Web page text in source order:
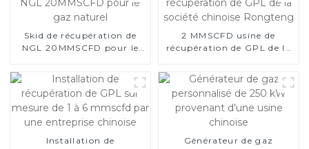
Skid de récupération de
NGL 20MMSCFD pour le
2 MMSCFD usine de
récupération de GPL de la
Installation de
Générateur de gaz